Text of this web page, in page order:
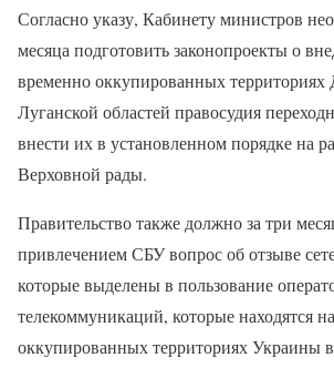
Согласно указу, Кабинету министров
месяца подготовить законопроекты о
временно оккупированных территориях
Луганской областей правосудия
внести их в установленном порядке на
Верховной рады.
Правительство также должно за три
привлечением СБУ вопрос об отзыве
которые выделены в пользование
телекоммуникаций, которые находятся
оккупированных территориях Украины